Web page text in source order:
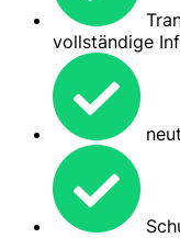
vollständige